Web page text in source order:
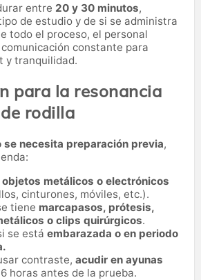
entre 20 y 30 minutos,
de estudio y de si se administra
todo el proceso, el personal
constante para
y tranquilidad.
para la resonancia
rodilla
se necesita preparación previa,
objetos metálicos o electrónicos
cinturones, móviles, etc.).
tiene marcapasos, prótesis,
o clips quirúrgicos.
se está embarazada o en periodo
contraste, acudir en ayunas
horas antes de la prueba.